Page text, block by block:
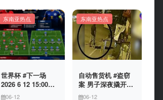
东南亚热点
世界杯 #下一场
2026 6 12 15:00整
加拿大与波黑的较
06-12
东南亚热点
自动售货机 #盗窃
案 男子深夜撬开自
动售货机，2000比
06-12